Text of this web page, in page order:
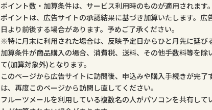
ポイント数・加算条件は、サービス利用時のものが適用されます。
ポイントは、広告サイトの承認結果に基づき加算いたします。
日より前後する場合があります。予めご了承ください。
特に月末に利用された場合は、反映予定日からひと月先に延び
加算条件が商品購入の場合、消費税、送料、その他手数料等を
て(加算対象外)となります。
このページから広告サイトに訪問後、申込みや購入手続きが完
は、再度このページから訪問し直してください。
フルーツメールを利用している複数名の人がパソコンを共有し